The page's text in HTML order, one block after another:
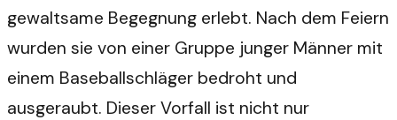
gewaltsame Begegnung erlebt. Nach dem Feiern
wurden sie von einer Gruppe junger Männer mit
einem Baseballschläger bedroht und
ausgeraubt. Dieser Vorfall ist nicht nur